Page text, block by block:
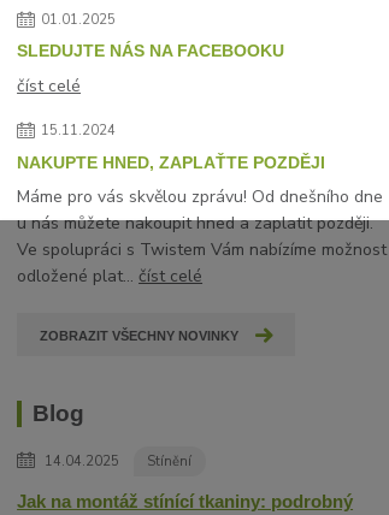
01.01.2025
SLEDUJTE NÁS NA FACEBOOKU
číst celé
15.11.2024
NAKUPTE HNED, ZAPLAŤTE POZDĚJI
Máme pro vás skvělou zprávu! Od dnešního dne
u nás můžete nakoupit hned a zaplatit později.
Ve spolupráci s Twistem Vám nabízíme možnost
odložené plat...číst celé
ZOBRAZIT VŠECHNY NOVINKY
Blog
14.04.2025 Stínění
Jak na montáž stínící tkaniny: podrobný